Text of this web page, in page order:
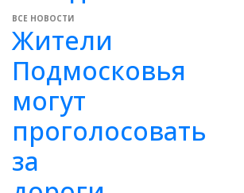
ВСЕ НОВОСТИ
Жители
Подмосковья
могут
проголосовать
за